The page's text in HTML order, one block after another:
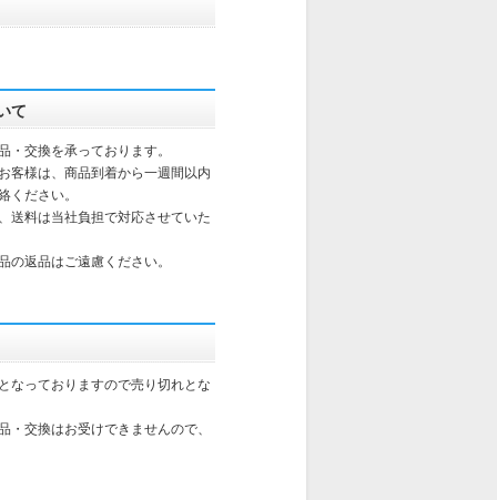
て
・交換を承っております。
客様は、商品到着から一週間以内
ください。
送料は当社負担で対応させていた
の返品はご遠慮ください。
なっておりますので売り切れとな
・交換はお受けできませんので、